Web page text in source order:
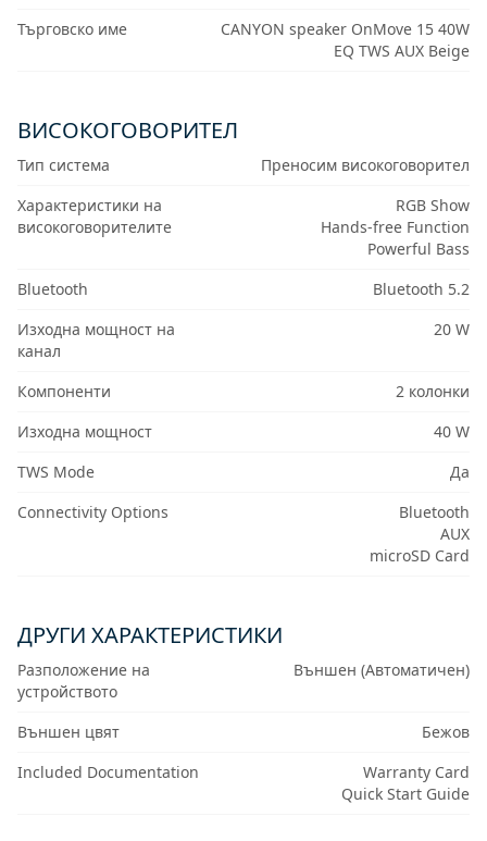
Търговско име
CANYON speaker OnMove 15 40W
EQ TWS AUX Beige
ВИСОКОГОВОРИТЕЛ
Тип система
Преносим високоговорител
Характеристики на
високоговорителите
RGB Show
Hands-free Function
Powerful Bass
Bluetooth
Bluetooth 5.2
Изходна мощност на
канал
20 W
Компоненти
2 колонки
Изходна мощност
40 W
TWS Mode
Да
Connectivity Options
Bluetooth
AUX
microSD Card
ДРУГИ ХАРАКТЕРИСТИКИ
Разположение на
устройството
Външен (Автоматичен)
Външен цвят
Бежов
Included Documentation
Warranty Card
Quick Start Guide